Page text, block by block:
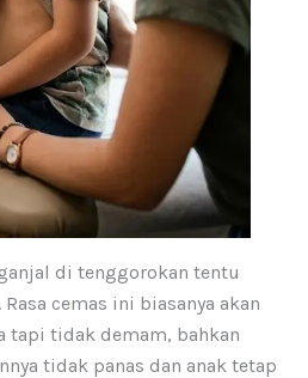
di tenggorokan tentu
cemas ini biasanya akan
tapi tidak demam, bahkan
tidak panas dan anak tetap